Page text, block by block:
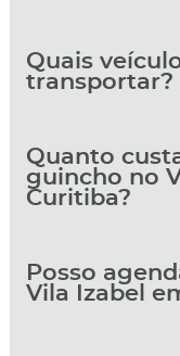
Quais
transportar?
Quanto
guincho no
Curitiba?
Posso
Vila Izabel